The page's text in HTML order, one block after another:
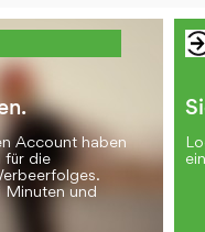
Account haben
für die
Minuten und